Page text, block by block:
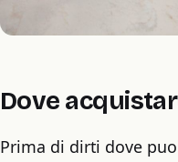
Dove
Prima di dirti dove